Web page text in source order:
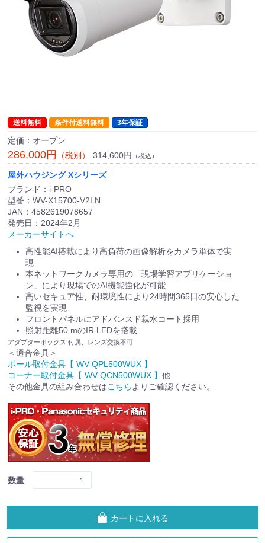
送料無料 条件付送料無料 3年保証
定価：オープン
286,000円 （税別） 314,600円 （税込）
屋外ハウジング Xシリーズ
ブランド：i-PRO
型番：WV-X15700-V2LN
JAN：4582619078657
発売日：2024年2月
メーカーサイトへ
高性能AI搭載により高負荷の画像解析をカメラ単体で実
現
本ネットワークカメラ専用の「現場学習アプリケーショ
ン」により現場でのAI機能強化が可能
高いセキュア性、耐環境性により24時間365日の安心した
監視を実現
フロントパネルにアドバンスド親水コート採用
照射距離50 mのIR LEDを搭載
アダプターボックス 付属、レンズ交換不可
＜適合金具＞
ポール取付金具【 WV-QPL500WUX 】
コーナー取付金具【 WV-QCN500WUX 】 他
その他金具の組み合わせはこちら よりご確認ください。
数量
カートに入れる